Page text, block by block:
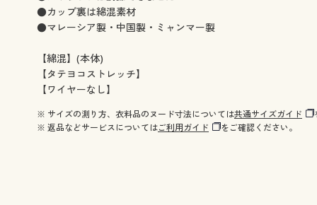
●カップ裏は綿混素材
●マレーシア製・中国製・ミャンマー製
【綿混】(本体)
【タテヨコストレッチ】
【ワイヤーなし】
※ サイズの測り方、衣料品のヌード寸法については共通サイズガイド
※ 返品などサービスについてはご利用ガイド をご確認ください。